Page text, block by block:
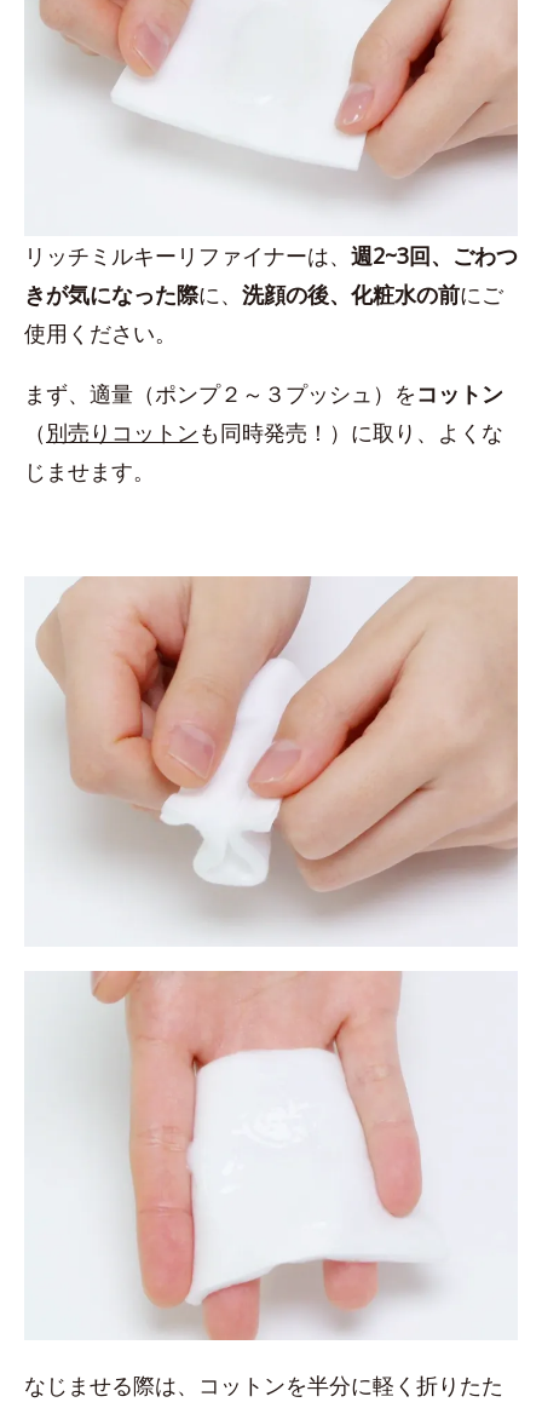
リッチミルキーリファイナーは、 週2~3回、ごわつ
きが気になった際に、 洗顔の後、化粧水の前にご
使用ください。
まず、適量（ポンプ２～３プッシュ）をコットン
（ 別売りコットンも同時発売！）に取り、よくな
じませます。
なじませる際は、コットンを半分に軽く折りたた